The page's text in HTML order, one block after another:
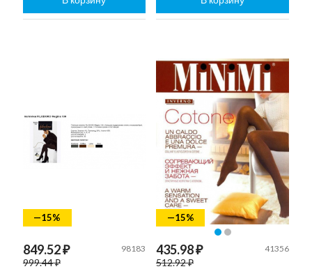
—15%
849.52 ₽
999.44 ₽
98183
—15%
435.98 ₽
512.92 ₽
41356